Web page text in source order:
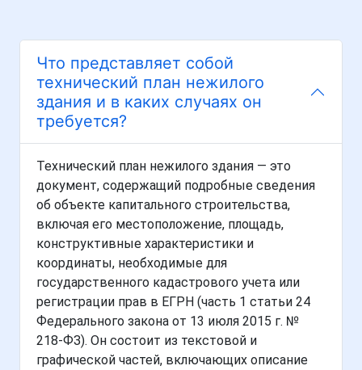
Что представляет собой
технический план нежилого
здания и в каких случаях он
требуется?
Технический план нежилого здания — это
документ, содержащий подробные сведения
об объекте капитального строительства,
включая его местоположение, площадь,
конструктивные характеристики и
координаты, необходимые для
государственного кадастрового учета или
регистрации прав в ЕГРН (часть 1 статьи 24
Федерального закона от 13 июля 2015 г. №
218-ФЗ). Он состоит из текстовой и
графической частей, включающих описание